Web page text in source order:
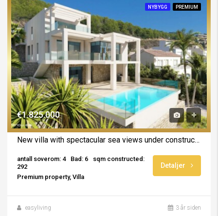
NYBYGG PREMIUM
€1.825.000
New villa with spectacular sea views under construction in Calpe
antall soverom: 4 Bad: 6
sqm constructed:
292
Premium property, Villa
Detaljer
easyliving 3 år siden